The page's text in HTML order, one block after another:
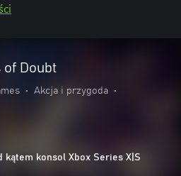
of Doubt
• Akcja i przygoda
•
kątem konsol Xbox Series X|S